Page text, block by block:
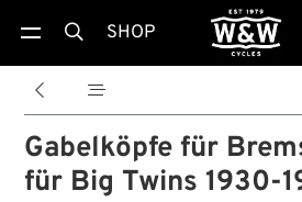
 SHOP
 
Gabelköpfe für
für Big Twins 1930-